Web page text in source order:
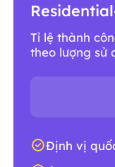
Tỉ lệ thành
theo lượng sử
Định vị